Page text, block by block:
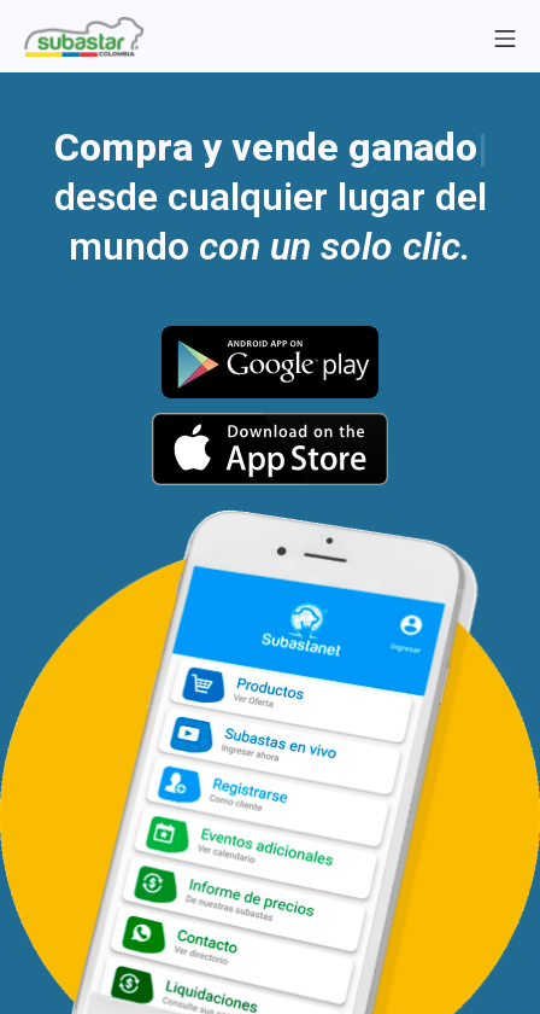
Compra y vende ganado|
desde cualquier lugar del
mundo con un solo clic.